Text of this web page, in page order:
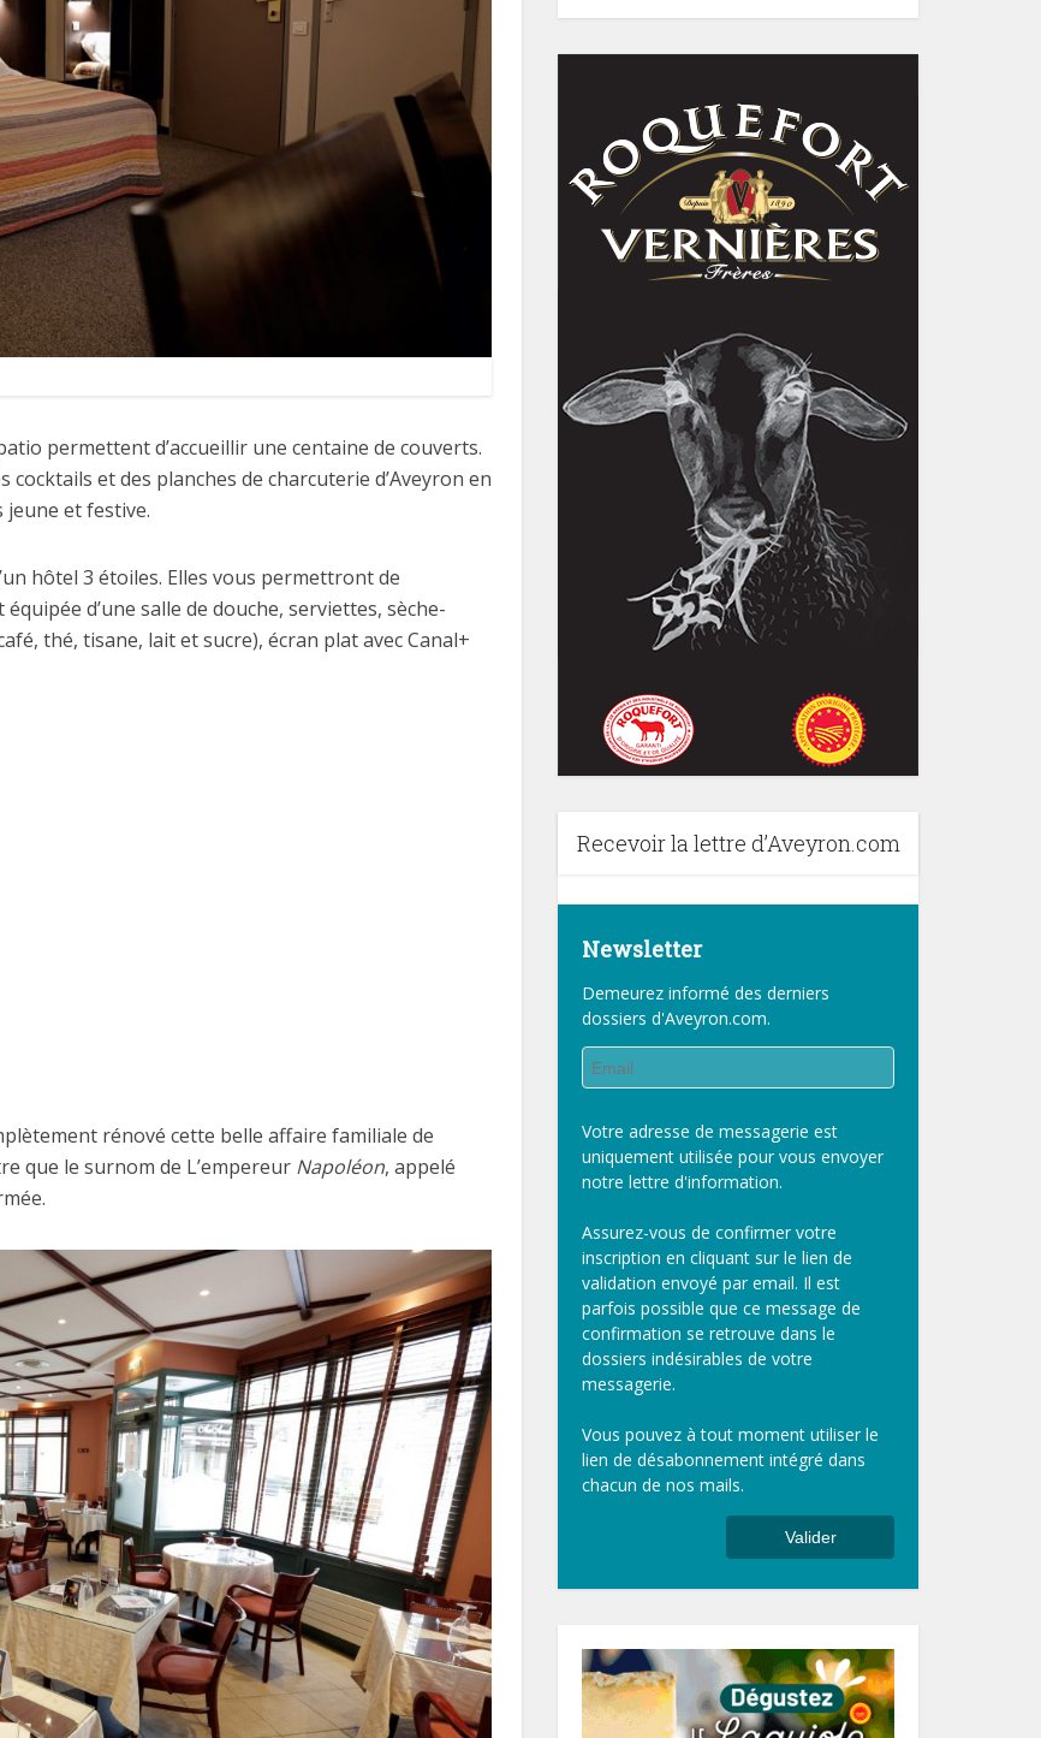
permettent d’accueillir une centaine de couverts.
et des planches de charcuterie d’Aveyron en
jeune et festive.
hôtel 3 étoiles. Elles vous permettront de
d’une salle de douche, serviettes, sèche-
thé, tisane, lait et sucre), écran plat avec Canal+
rénové cette belle affaire familiale de
que le surnom de L’empereur Napoléon, appelé
Recevoir la lettre d’Aveyron.com
Newsletter
Demeurez informé des derniers
dossiers d'Aveyron.com.
Votre adresse de messagerie est
uniquement utilisée pour vous envoyer
notre lettre d'information.
Assurez-vous de confirmer votre
inscription en cliquant sur le lien de
validation envoyé par email. Il est
parfois possible que ce message de
confirmation se retrouve dans le
dossiers indésirables de votre
messagerie.
Vous pouvez à tout moment utiliser le
lien de désabonnement intégré dans
chacun de nos mails.